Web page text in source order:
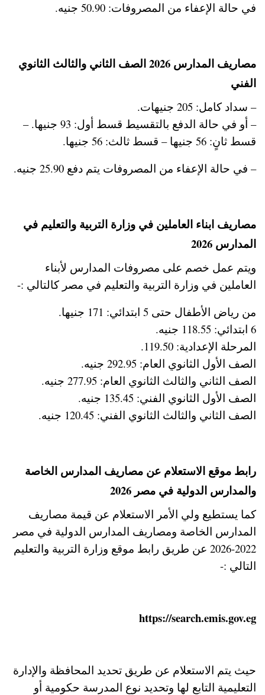
في حالة الإعفاء من المصروفات: 50.90 جنيه.
مصاريف المدارس 2026 الصف الثاني والثالث الثانوي
الفني
– سداد كامل: 205 جنيهات.
– أو في حالة الدفع بالتقسيط قسط أول: 93 جنيها. –
قسط ثانٍ: 56 جنيها – قسط ثالث: 56 جنيها.
– في حالة الإعفاء من المصروفات يتم دفع 25.90 جنيه.
مصاريف ابناء العاملين في وزارة التربية والتعليم في
المدارس 2026
ويتم عمل خصم على مصروفات المدارس لأبناء
العاملين في وزارة التربية والتعليم في مصر كالتالي :-
من رياض الأطفال حتى 5 ابتدائي: 171 جنيها.
6 ابتدائي: 118.55 جنيه.
المرحلة الإعدادية: 119.50.
الصف الأول الثانوي العام: 292.95 جنيه.
الصف الثاني والثالث الثانوي العام: 277.95 جنيه.
الصف الأول الثانوي الفني: 135.45 جنيه.
الصف الثاني والثالث الثانوي الفني: 120.45 جنيه.
رابط موقع الاستعلام عن مصاريف المدارس الخاصة
والمدارس الدولية في مصر 2026
كما يستطيع ولي الأمر الاستعلام عن قيمة مصاريف
المدارس الخاصة ومصاريف المدارس الدولية في مصر
2022-2026 عن طريق رابط موقع وزارة التربية والتعليم
التالي :-
https://search.emis.gov.eg
حيث يتم الاستعلام عن طريق تحديد المحافظة والإدارة
التعليمية التابع لها وتحديد نوع المدرسة حكومية أو